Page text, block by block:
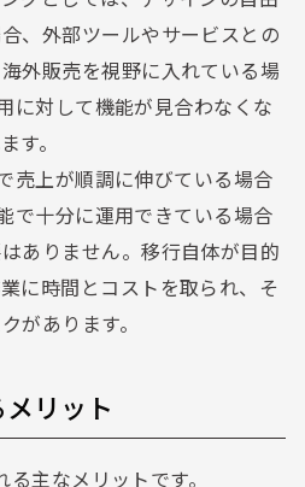
、外部ツールやサービスとの
外販売を視野に入れている場
に対して機能が見合わなくな
す。
売上が順調に伸びている場合
で十分に運用できている場合
ありません。移行自体が目的
に時間とコストを取られ、そ
があります。
リット
主なメリットです。